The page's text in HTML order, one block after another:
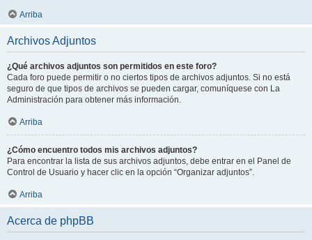
Arriba
Archivos Adjuntos
¿Qué archivos adjuntos son permitidos en este foro?
Cada foro puede permitir o no ciertos tipos de archivos adjuntos. Si no está
seguro de que tipos de archivos se pueden cargar, comuníquese con La
Administración para obtener más información.
Arriba
¿Cómo encuentro todos mis archivos adjuntos?
Para encontrar la lista de sus archivos adjuntos, debe entrar en el Panel de
Control de Usuario y hacer clic en la opción “Organizar adjuntos”.
Arriba
Acerca de phpBB